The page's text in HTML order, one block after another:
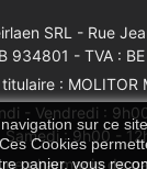
sur ce
Cookies
panier, vous
SRL - Rue
934801 - TVA :
: MOLITOR
- Vendredi :
: 9h00 -
pharmacie de